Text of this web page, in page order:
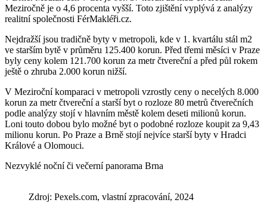
Meziročně je o 4,6 procenta vyšší. Toto zjištění vyplývá z analýzy
realitní společnosti FérMakléři.cz.
Nejdražší jsou tradičně byty v metropoli, kde v 1. kvartálu stál m2
ve starším bytě v průměru 125.400 korun. Před třemi měsíci v Praze
byly ceny kolem 121.700 korun za metr čtvereční a před půl rokem
ještě o zhruba 2.000 korun nižší.
V Meziroční komparaci v metropoli vzrostly ceny o necelých 8.000
korun za metr čtvereční a starší byt o rozloze 80 metrů čtverečních
podle analýzy stojí v hlavním městě kolem deseti milionů korun.
Loni touto dobou bylo možné byt o podobné rozloze koupit za 9,43
milionu korun. Po Praze a Brně stojí nejvíce starší byty v Hradci
Králové a Olomouci.
Nezvyklé noční či večerní panorama Brna
Zdroj: Pexels.com, vlastní zpracování, 2024